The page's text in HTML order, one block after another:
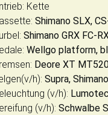
Kette
Shimano SLX,
Shimano GRX FC-
Wellgo platform,
Deore XT
h): Supra,
(v/h):
(v/h): Schwalbe